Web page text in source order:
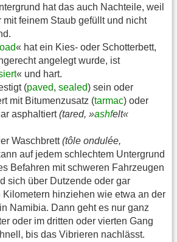
hat das auch Nachteile, weil
mit feinem Staub gefüllt und nicht
« hat ein Kies- oder Schotterbett,
angelegt wurde, ist
« und hart.
(paved, sealed) sein oder
mit Bitumenzusatz (tarmac) oder
asphaltiert(tared, »ashfelt«
Waschbrett(tôle ondulée,
auf jedem schlechtem Untergrund
Befahren mit schweren Fahrzeugen
sich über Dutzende oder gar
Kilometern hinziehen wie etwa an der
Namibia. Dann geht es nur ganz
oder im dritten oder vierten Gang
bis das Vibrieren nachlässt.